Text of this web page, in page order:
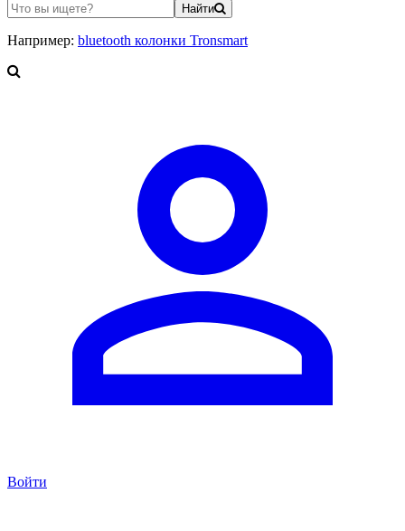
Найти
Например: bluetooth колонки Tronsmart
Войти